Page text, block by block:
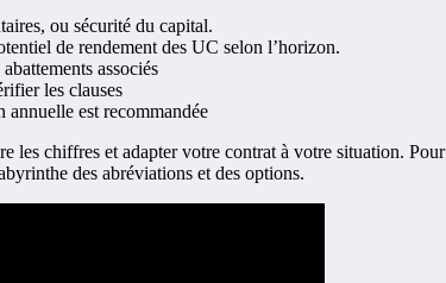
ou sécurité du capital.
de rendement des UC selon l’horizon.
associés
les clauses
annuelle est recommandée
les chiffres et adapter votre contrat à votre situation.
des abréviations et des options.